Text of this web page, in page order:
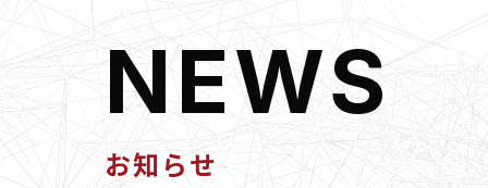
NEWS
お知らせ